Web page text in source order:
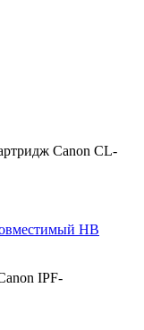
Canon CL-
HB
IPF-